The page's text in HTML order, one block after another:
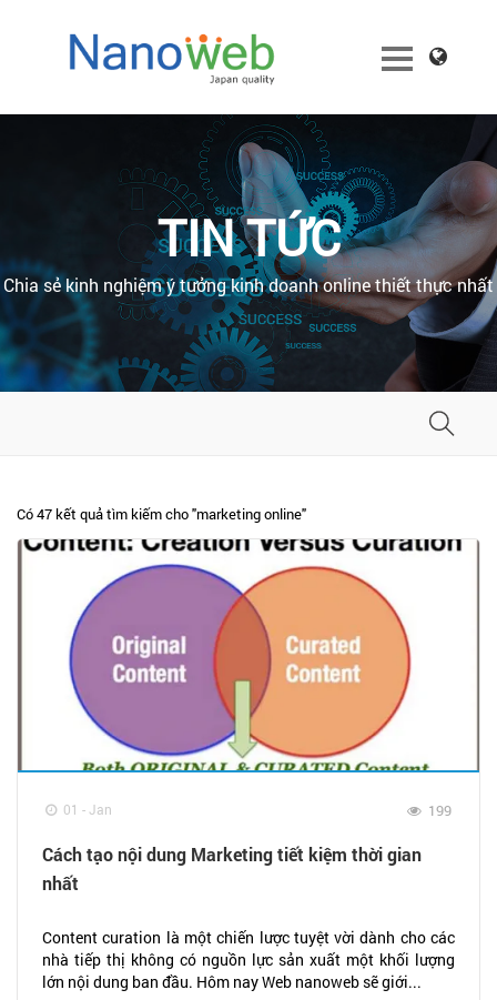
TIN TỨC
Chia sẻ kinh nghiệm ý tưởng kinh doanh online thiết thực nhất
Có 47 kết quả tìm kiếm cho "marketing online"
01 - Jan 199
Cách tạo nội dung Marketing tiết kiệm thời gian
nhất
Content curation là một chiến lược tuyệt vời dành cho các
nhà tiếp thị không có nguồn lực sản xuất một khối lượng
lớn nội dung ban đầu. Hôm nay Web nanoweb sẽ giới...